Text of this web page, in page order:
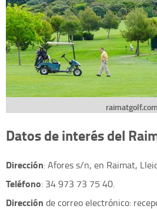
raimatgolf.com
Datos de interés del
Dirección: Afores s/n, en Raimat,
Teléfono: 34 973 73 75 40.
Dirección de correo electrónico: